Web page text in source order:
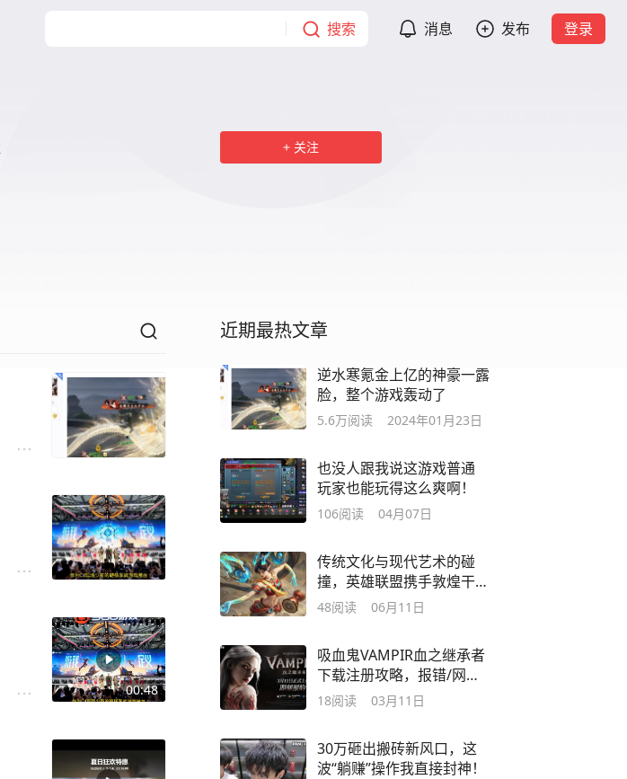
搜索 消息 发布 登录
关注
00:48
近期最热文章
逆水寒氪金上亿的神豪一露
脸，整个游戏轰动了
5.6万阅读 2024年01月23日
也没人跟我说这游戏普通
玩家也能玩得这么爽啊！
106阅读 04月07日
传统文化与现代艺术的碰
撞，英雄联盟携手敦煌干
年IP传递东方美学
48阅读 06月11日
吸血鬼VAMPIR血之继承者
下载注册攻略，报错/网络
延迟解决办法
18阅读 03月11日
30万砸出搬砖新风口，这
波“躺赚”操作我直接封神！